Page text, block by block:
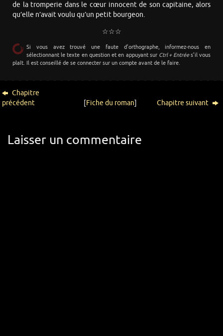
de la tromperie dans le cœur innocent de son capitaine, alors
qu’elle n’avait voulu qu’un petit bourgeon.
☆☆☆
Si vous avez trouvé une faute d’orthographe, informez-nous en
sélectionnant le texte en question et en appuyant sur Ctrl + Entrées’il vous
plaît. Il est conseillé de se connecter sur un compte avant de le faire.
Chapitre
précédent
[Fiche du roman] Chapitre suivant
Laisser un commentaire